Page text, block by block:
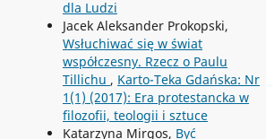
dla Ludzi
Jacek Aleksander Prokopski,
Wsłuchiwać się w świat
współczesny. Rzecz o Paulu
Tillichu , Karto-Teka Gdańska: Nr
1(1) (2017): Era protestancka w
filozofii, teologii i sztuce
Katarzyna Mirgos, Być